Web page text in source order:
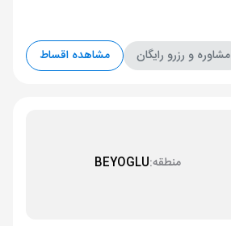
مشاوره و رزرو رایگان مشاهده اقساط
منطقه:BEYOGLU